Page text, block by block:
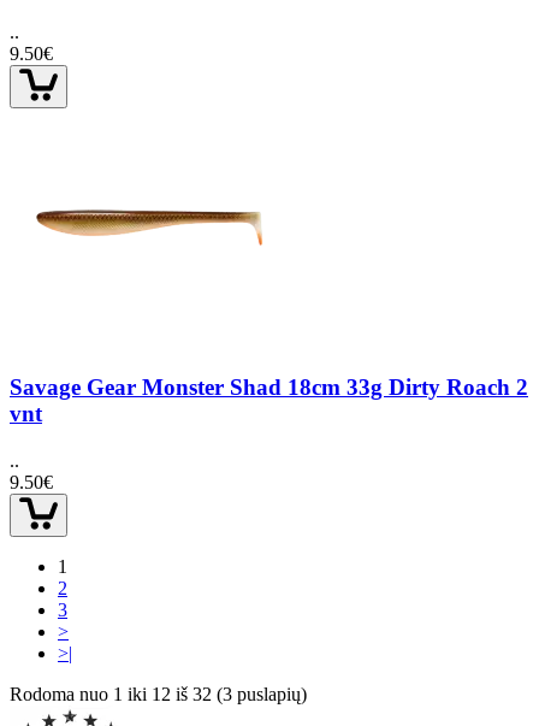
..
9.50€
Savage Gear Monster Shad 18cm 33g Dirty Roach 2
vnt
..
9.50€
1
2
3
>
>|
Rodoma nuo 1 iki 12 iš 32 (3 puslapių)